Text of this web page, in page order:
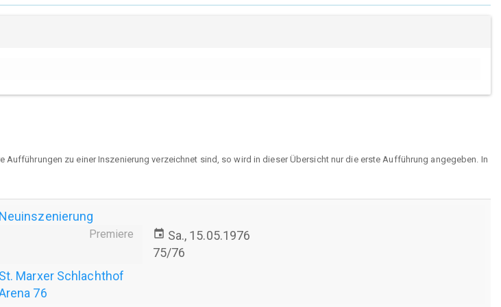
zu einer Inszenierung verzeichnet sind, so wird in dieser Übersicht nur die erste Aufführung angegeben. In
Neuinszenierung
Premiere event Sa., 15.05.1976
75/76
St. Marxer Schlachthof
76